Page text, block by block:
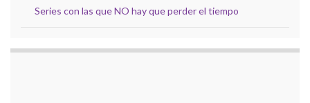
Series con las que NO hay que perder el tiempo